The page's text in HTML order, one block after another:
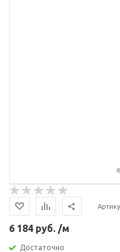
6 184 руб. /м
Достаточно